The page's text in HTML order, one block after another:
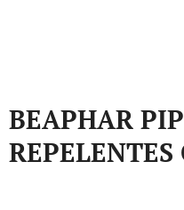
BEAPHAR